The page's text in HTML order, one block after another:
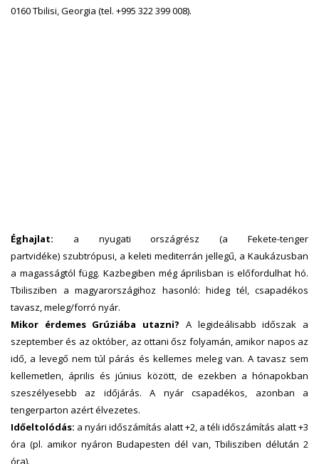
0160 Tbilisi, Georgia (tel. +995 322 399 008).
Éghajlat: a nyugati országrész (a Fekete-tenger
partvidéke) szubtrópusi, a keleti mediterrán jellegű, a Kaukázusban
a magasságtól függ. Kazbegiben még áprilisban is előfordulhat hó.
Tbilisziben a magyarországihoz hasonló: hideg tél, csapadékos
tavasz, meleg/forró nyár.
Mikor érdemes Grúziába utazni? A legideálisabb időszak a
szeptember és az október, az ottani ősz folyamán, amikor napos az
idő, a levegő nem túl párás és kellemes meleg van. A tavasz sem
kellemetlen, április és június között, de ezekben a hónapokban
szeszélyesebb az időjárás. A nyár csapadékos, azonban a
tengerparton azért élvezetes.
Időeltolódás: a nyári időszámítás alatt +2, a téli időszámítás alatt +3
óra (pl. amikor nyáron Budapesten dél van, Tbilisziben délután 2
óra).